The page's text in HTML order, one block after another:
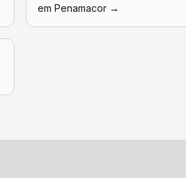
em Penamacor →